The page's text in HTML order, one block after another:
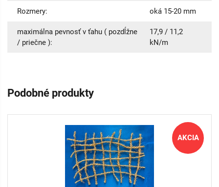
Rozmery: oká 15-20 mm
maximálna pevnosť v ťahu ( pozdĺžne
/ priečne ):
17,9 / 11,2
kN/m
Podobné produkty
AKCIA